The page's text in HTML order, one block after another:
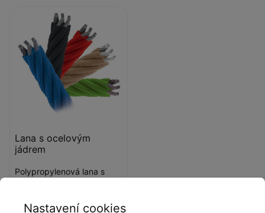
Lana s ocelovým
jádrem
Polypropylenová lana s
Nastavení cookies